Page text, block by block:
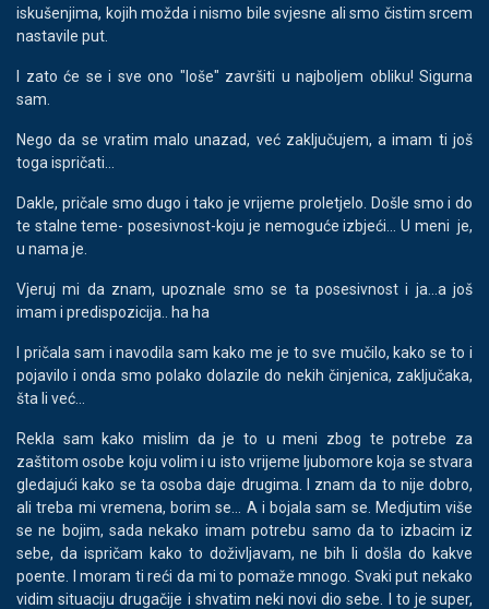
iskušenjima, kojih možda i nismo bile svjesne ali smo čistim srcem
nastavile put.
I zato će se i sve ono "loše" završiti u najboljem obliku! Sigurna
sam.
Nego da se vratim malo unazad, već zaključujem, a imam ti još
toga ispričati...
Dakle, pričale smo dugo i tako je vrijeme proletjelo. Došle smo i do
te stalne teme- posesivnost-koju je nemoguće izbjeći... U meni je,
u nama je.
Vjeruj mi da znam, upoznale smo se ta posesivnost i ja...a još
imam i predispozicija.. ha ha
I pričala sam i navodila sam kako me je to sve mučilo, kako se to i
pojavilo i onda smo polako dolazile do nekih činjenica, zaključaka,
šta li već…
Rekla sam kako mislim da je to u meni zbog te potrebe za
zaštitom osobe koju volim i u isto vrijeme ljubomore koja se stvara
gledajući kako se ta osoba daje drugima. I znam da to nije dobro,
ali treba mi vremena, borim se… A i bojala sam se. Medjutim više
se ne bojim, sada nekako imam potrebu samo da to izbacim iz
sebe, da ispričam kako to doživljavam, ne bih li došla do kakve
poente. I moram ti reći da mi to pomaže mnogo. Svaki put nekako
vidim situaciju drugačije i shvatim neki novi dio sebe. I to je super,